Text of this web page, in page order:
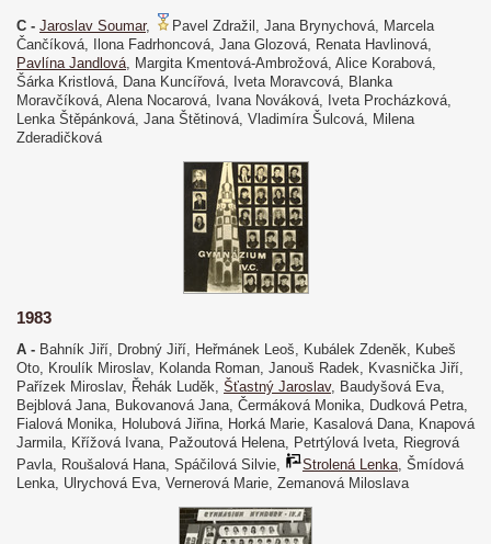
C - Jaroslav Soumar,
Pavel Zdražil, Jana Brynychová, Marcela
Čančíková, Ilona Fadrhoncová, Jana Glozová, Renata Havlinová,
Pavlína Jandlová , Margita Kmentová-Ambrožová, Alice Korabová,
Šárka Kristlová, Dana Kuncířová, Iveta Moravcová, Blanka
Moravčíková, Alena Nocarová, Ivana Nováková, Iveta Procházková,
Lenka Štěpánková, Jana Štětinová, Vladimíra Šulcová, Milena
Zderadičková
1983
A - Bahník Jiří, Drobný Jiří, Heřmánek Leoš, Kubálek Zdeněk, Kubeš
Oto, Kroulík Miroslav, Kolanda Roman, Janouš Radek, Kvasnička Jiří,
Pařízek Miroslav, Řehák Luděk, Šťastný Jaroslav, Baudyšová Eva,
Bejblová Jana, Bukovanová Jana, Čermáková Monika, Dudková Petra,
Fialová Monika, Holubová Jiřina, Horká Marie, Kasalová Dana, Knapová
Jarmila, Křížová Ivana, Pažoutová Helena, Petrtýlová Iveta, Riegrová
Pavla, Roušalová Hana, Spáčilová Silvie,
Strolená Lenka, Šmídová
Lenka, Ulrychová Eva, Vernerová Marie, Zemanová Miloslava